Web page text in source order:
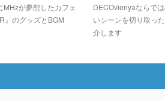
MHzが夢想したカフェ
』のグッズとBGM
DECOvienyaならで
いシーンを切り取っ
介します